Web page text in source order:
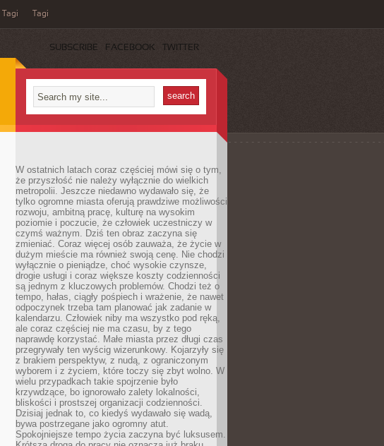
Tagi Tagi
SUBSCRIBE FACEBOOK TWITTER
W ostatnich latach coraz częściej mówi się o tym,
że przyszłość nie należy wyłącznie do wielkich
metropolii. Jeszcze niedawno wydawało się, że
tylko ogromne miasta oferują prawdziwe możliwości
rozwoju, ambitną pracę, kulturę na wysokim
poziomie i poczucie, że człowiek uczestniczy w
czymś ważnym. Dziś ten obraz zaczyna się
zmieniać. Coraz więcej osób zauważa, że życie w
dużym mieście ma również swoją cenę. Nie chodzi
wyłącznie o pieniądze, choć wysokie czynsze,
drogie usługi i coraz większe koszty codzienności
są jednym z kluczowych problemów. Chodzi też o
tempo, hałas, ciągły pośpiech i wrażenie, że nawet
odpoczynek trzeba tam planować jak zadanie w
kalendarzu. Człowiek niby ma wszystko pod ręką,
ale coraz częściej nie ma czasu, by z tego
naprawdę korzystać. Małe miasta przez długi czas
przegrywały ten wyścig wizerunkowy. Kojarzyły się
z brakiem perspektyw, z nudą, z ograniczonym
wyborem i z życiem, które toczy się zbyt wolno. W
wielu przypadkach takie spojrzenie było
krzywdzące, bo ignorowało zalety lokalności,
bliskości i prostszej organizacji codzienności.
Dzisiaj jednak to, co kiedyś wydawało się wadą,
bywa postrzegane jako ogromny atut.
Spokojniejsze tempo życia zaczyna być luksusem.